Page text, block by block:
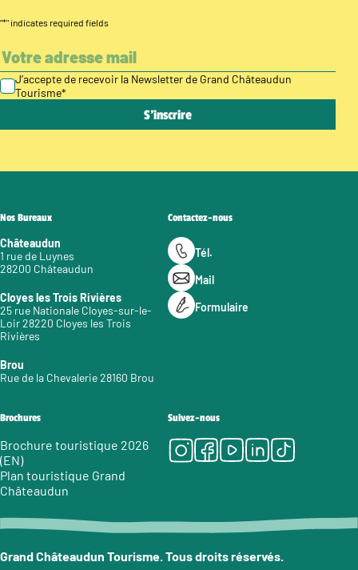
"*" indicates required fields
J’accepte de recevoir la Newsletter de Grand Châteaudun
Tourisme*
Nos Bureaux
Châteaudun
1 rue de Luynes
28200 Châteaudun
Cloyes les Trois Rivières
25 rue Nationale Cloyes-sur-le-
Loir 28220 Cloyes les Trois
Rivières
Brou
Rue de la Chevalerie 28160 Brou
Contactez-nous
Tél.
Mail
Formulaire
Brochures
Brochure touristique 2026
(EN)
Plan touristique Grand
Châteaudun
Suivez-nous
Instagram
Facebook
Youtube
LinkedIn
Tiktok
Grand Châteaudun Tourisme. Tous droits réservés.